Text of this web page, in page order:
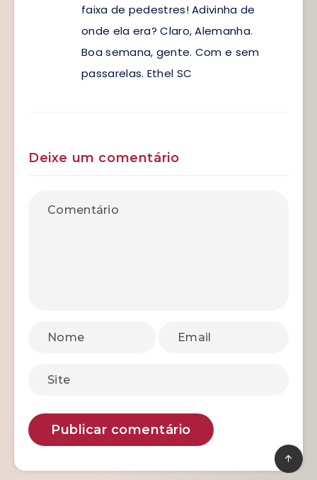
faixa de pedestres! Adivinha de
onde ela era? Claro, Alemanha.
Boa semana, gente. Com e sem
passarelas. Ethel SC
Deixe um comentário